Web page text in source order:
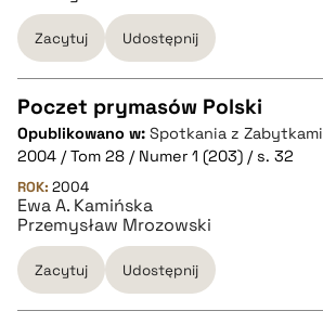
BIBTEX
pobierz cytat
Zacytuj Udostępnij
CZYSTY TEKST
pobierz cytat
BIBTEX
Poczet prymasów Polski
Opublikowano w: Spotkania z Zabytkami
2004 / Tom 28 / Numer 1 (203) / s. 32
ROK: 2004
Ewa A. Kamińska
Przemysław Mrozowski
Zacytuj Udostępnij